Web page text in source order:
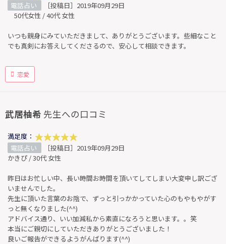
電話占い
［投稿日］2019年09月29日
50代女性 / 40代 女性
いつも親身にみていただきまして、ありがとうございます。些細なこと
でも真剣にお答えしてくださるので、安心して相談できます。
恋愛
武居柚希 先生への口コミ
満足度：
電話占い
［投稿日］2019年09月29日
かきぴ / 30代 女性
昨日はお忙しい中、長い時間お時間を頂いてしてしまい大変申し訳ござ
いませんでした。
先生に頂いた言葉のお陰で、ずっと引っかかっていた心のもやもやがす
っと無くなりました(^^)
アドバイス通り、いい加減私から素直になろうと思います。。笑
本当にご親切にしていただきありがとうございました！
良いご報告ができるようがんばります(^^)